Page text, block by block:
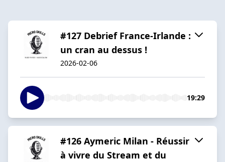
#127 Debrief France-Irlande :
un cran au dessus !
2026-02-06
19:29
#126 Aymeric Milan - Réussir
à vivre du Stream et du